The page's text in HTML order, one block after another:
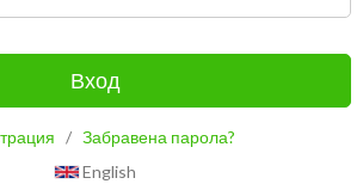
Вход
/ Забравена парола?
English